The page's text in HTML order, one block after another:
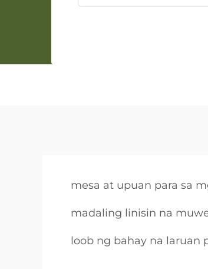
mesa at upuan para sa
madaling linisin na
loob ng bahay na laruan